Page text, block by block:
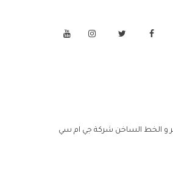
و الخط الساخن شركة جي ام سي